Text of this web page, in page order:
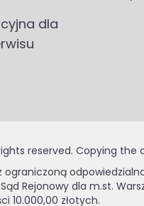
dla
reserved. Copying
z ograniczoną
Rejonowy dla m.st.
10.000,00 złotych.